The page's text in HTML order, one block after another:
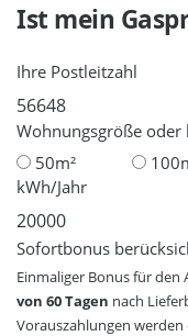
Ist mein
Ihre Postleitzahl
Wohnungsgröße oder
50m²
kWh/Jahr
Sofortbonus
Einmaliger Bonus für den
von 60 Tagen nach
Vorauszahlungen